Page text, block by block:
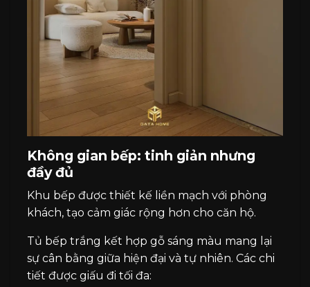
Không gian bếp: tinh giản nhưng
đầy đủ
Khu bếp được thiết kế liền mạch với phòng
khách, tạo cảm giác rộng hơn cho căn hộ.
Tủ bếp trắng kết hợp gỗ sáng màu mang lại
sự cân bằng giữa hiện đại và tự nhiên. Các chi
tiết được giấu đi tối đa: